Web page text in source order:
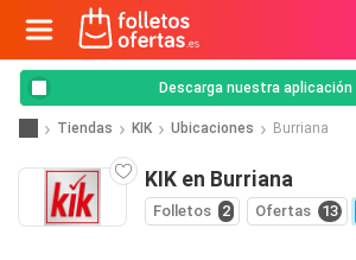
Descarga nuestra aplicación
Tiendas KIK Ubicaciones Burriana
KIK en Burriana
Folletos 2 Ofertas 13